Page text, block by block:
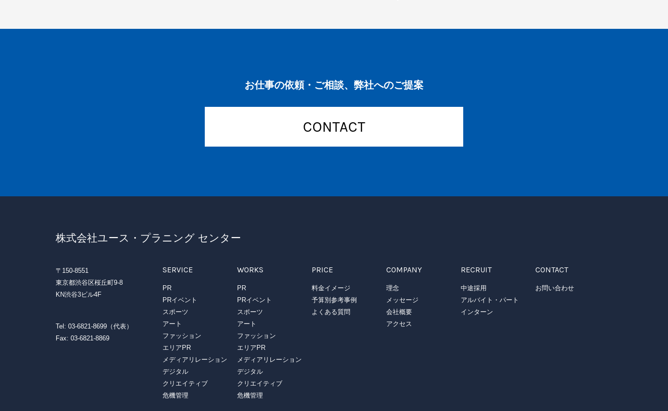
お仕事の依頼・ご相談、弊社へのご提案
CONTACT
株式会社ユース・プラニング センター
〒150-8551
東京都渋谷区桜丘町9-8
KN渋谷3ビル4F
Tel: 03-6821-8699（代表）
Fax: 03-6821-8869
SERVICE
PR
PRイベント
スポーツ
アート
ファッション
エリアPR
メディアリレーション
デジタル
クリエイティブ
危機管理
WORKS
PR
PRイベント
スポーツ
アート
ファッション
エリアPR
メディアリレーション
デジタル
クリエイティブ
危機管理
PRICE
料金イメージ
予算別参考事例
よくある質問
COMPANY
理念
メッセージ
会社概要
アクセス
RECRUIT
中途採用
アルバイト・パート
インターン
CONTACT
お問い合わせ